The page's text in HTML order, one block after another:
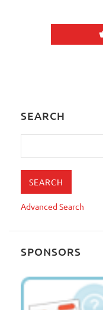
SEARCH
Advanced Search
SPONSORS